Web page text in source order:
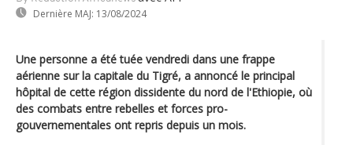
Dernière MAJ: 13/08/2024
Une personne a été tuée vendredi dans une frappe
aérienne sur la capitale du Tigré, a annoncé le principal
hôpital de cette région dissidente du nord de l'Ethiopie, où
des combats entre rebelles et forces pro-
gouvernementales ont repris depuis un mois.